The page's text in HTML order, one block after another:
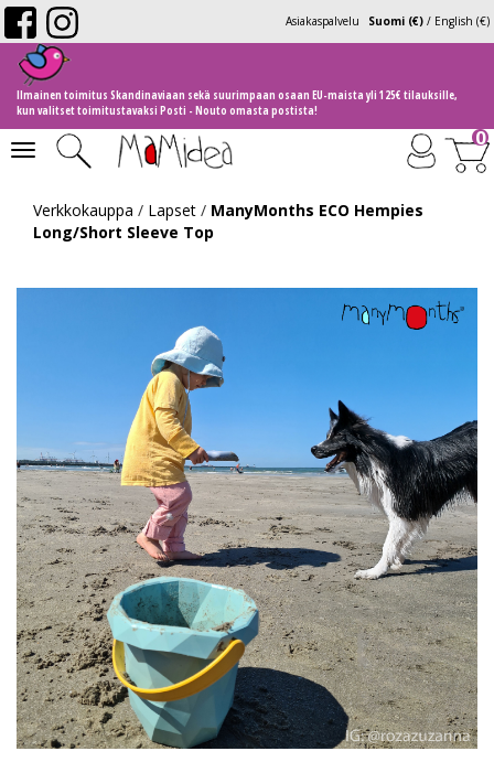
Suomi (€) / English (€)
Asiakaspalvelu
Ilmainen toimitus Skandinaviaan sekä suurimpaan osaan EU-maista yli 125€ tilauksille,
kun valitset toimitustavaksi Posti - Nouto omasta postista!
Toggle
navigation
0
Verkkokauppa / Lapset / ManyMonths ECO Hempies
Long/Short Sleeve Top